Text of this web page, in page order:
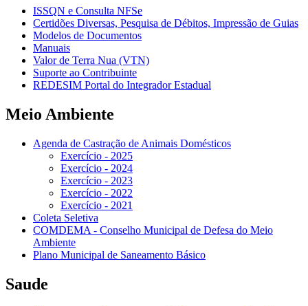
ISSQN e Consulta NFSe
Certidões Diversas, Pesquisa de Débitos, Impressão de Guias
Modelos de Documentos
Manuais
Valor de Terra Nua (VTN)
Suporte ao Contribuinte
REDESIM Portal do Integrador Estadual
Meio Ambiente
Agenda de Castração de Animais Domésticos
Exercício - 2025
Exercício - 2024
Exercício - 2023
Exercício - 2022
Exercício - 2021
Coleta Seletiva
COMDEMA - Conselho Municipal de Defesa do Meio
Ambiente
Plano Municipal de Saneamento Básico
Saude